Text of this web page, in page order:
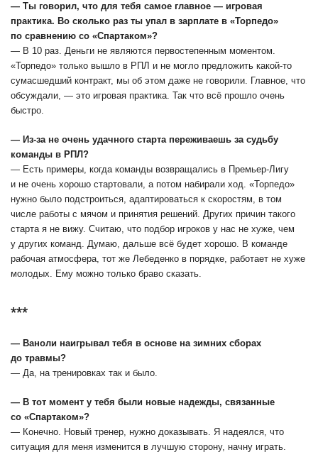
― Ты говорил, что для тебя самое главное ― игровая
практика. Во сколько раз ты упал в зарплате в «Торпедо»
по сравнению со «Спартаком»?
― В 10 раз. Деньги не являются первостепенным моментом.
«Торпедо» только вышло в РПЛ и не могло предложить какой-то
сумасшедший контракт, мы об этом даже не говорили. Главное, что
обсуждали, — это игровая практика. Так что всё прошло очень
быстро.
― Из-за не очень удачного старта переживаешь за судьбу
команды в РПЛ?
― Есть примеры, когда команды возвращались в Премьер-Лигу
и не очень хорошо стартовали, а потом набирали ход. «Торпедо»
нужно было подстроиться, адаптироваться к скоростям, в том
числе работы с мячом и принятия решений. Других причин такого
старта я не вижу. Считаю, что подбор игроков у нас не хуже, чем
у других команд. Думаю, дальше всё будет хорошо. В команде
рабочая атмосфера, тот же Лебеденко в порядке, работает не хуже
молодых. Ему можно только браво сказать.
***
― Ваноли наигрывал тебя в основе на зимних сборах
до травмы?
― Да, на тренировках так и было.
― В тот момент у тебя были новые надежды, связанные
со «Спартаком»?
― Конечно. Новый тренер, нужно доказывать. Я надеялся, что
ситуация для меня изменится в лучшую сторону, начну играть.